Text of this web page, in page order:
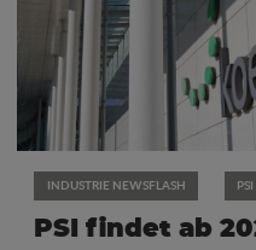
INDUSTRIE NEWSFLASH PSI
PSI findet ab